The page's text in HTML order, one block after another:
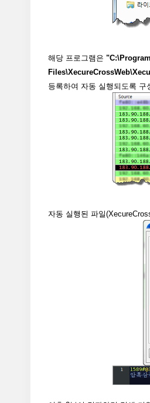
해당 프로그램은
등록하여 자동 실행되도록 구
자동 실행된 파일